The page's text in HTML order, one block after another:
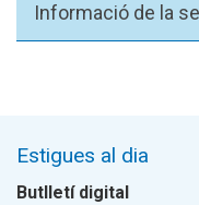
Informació de la
Estigues al dia
Butlletí digital